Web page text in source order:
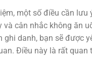
một số điều cần
cân nhắc không ăn
ghi danh, bạn sẽ được
Điều này là rất